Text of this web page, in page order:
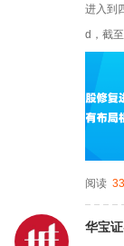
进入到
d，截
况、
的...
阅读
华宝